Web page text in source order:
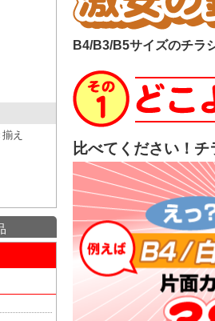
え
B4/B3/B5サイズのチラ
比べてください！